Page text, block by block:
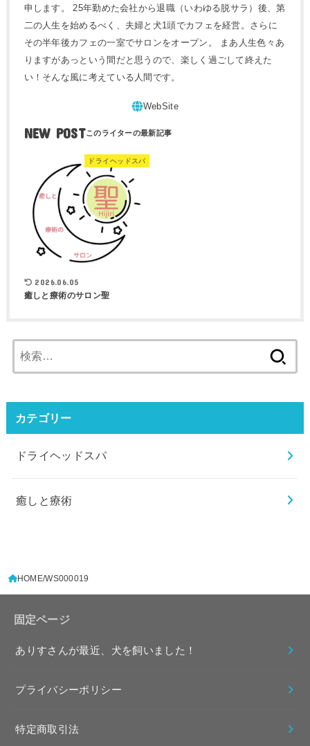
申します。 25年勤めた会社から退職（いわゆる脱サラ）後、第
二の人生を始めるべく、夫婦と犬1頭でカフェを経営。さらに
その半年後カフェの一室でサロンをオープン。 まあ人生色々あ
りますがあっという間だと思うので、楽しく過ごして終えた
い！そんな風に考えている人間です。
NEW POST
ドライヘッドスパ
2026.06.05
癒しと療術のサロン聖
索:
カテゴリー
ドライヘッドスパ
癒しと療術
HOME WS000019
固定ページ
ありすさんが最近、犬を飼いました！
プライバシーポリシー
特定商取引法